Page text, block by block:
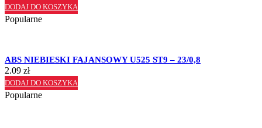
DODAJ DO KOSZYKA
Popularne
ABS NIEBIESKI FAJANSOWY U525 ST9 – 23/0,8
2.09 zł
DODAJ DO KOSZYKA
Popularne